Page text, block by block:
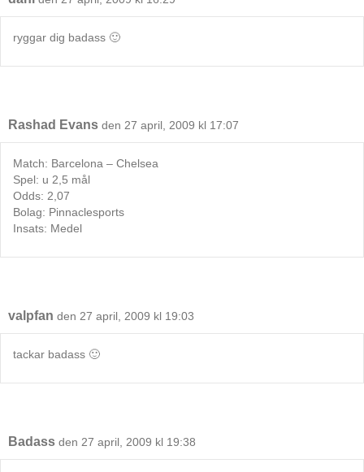
ryggar dig badass 🙂
Rashad Evans den 27 april, 2009 kl 17:07
Match: Barcelona – Chelsea
Spel: u 2,5 mål
Odds: 2,07
Bolag: Pinnaclesports
Insats: Medel
valpfan den 27 april, 2009 kl 19:03
tackar badass 🙂
Badass den 27 april, 2009 kl 19:38